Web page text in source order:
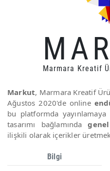
Marmara Kreatif
Markut, Marmara Kreatif
Ağustos 2020'de online
bu platformda
tasarımı bağlamında
ilişkili olarak içerikler
Bilgi